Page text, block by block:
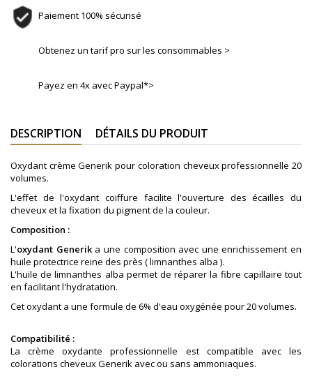
Paiement 100% sécurisé
Obtenez un tarif pro sur les consommables >
Payez en 4x avec Paypal*>
DESCRIPTION DÉTAILS DU PRODUIT
Oxydant crème Generik pour coloration cheveux professionnelle 20
volumes.
L'effet de l'oxydant coiffure facilite l'ouverture des écailles du
cheveux et la fixation du pigment de la couleur.
Composition :
L'oxydant Generika une composition avec une enrichissement en
huile protectrice reine des près (limnanthes alba ).
L'huile de limnanthes alba permet de réparer la fibre capillaire tout
en facilitant l'hydratation.
Cet oxydant a une formule de 6% d'eau oxygénée pour 20 volumes.
Compatibilité :
La crème oxydante professionnelle est compatible avec les
colorations cheveux Generik avec ou sans ammoniaques.